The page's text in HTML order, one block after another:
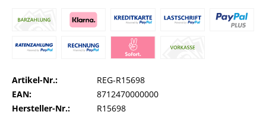
Artikel-Nr.:
REG-R15698
EAN:
8712470000000
Hersteller-Nr.:
R15698